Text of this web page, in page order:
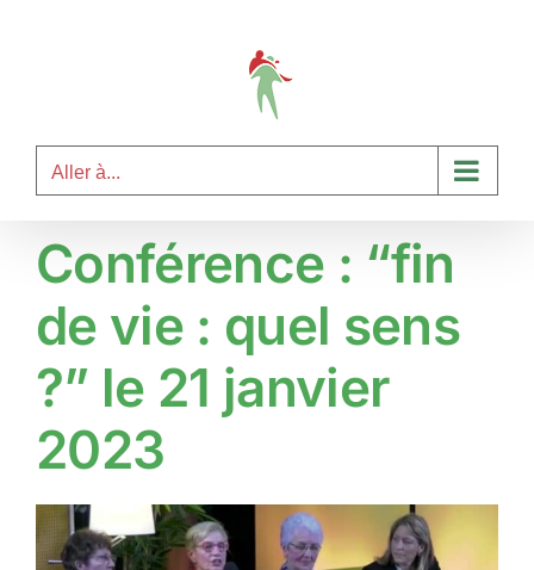
Aller à...
Conférence : “fin
de vie : quel sens
?” le 21 janvier
2023